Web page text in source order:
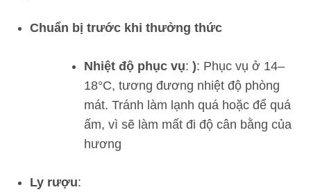
Chuẩn bị trước khi thưởng thức
Nhiệt độ phục vụ: ): Phục vụ ở 14–
18°C, tương đương nhiệt độ phòng
mát. Tránh làm lạnh quá hoặc để quá
ấm, vì sẽ làm mất đi độ cân bằng của
hương
Ly rượu: